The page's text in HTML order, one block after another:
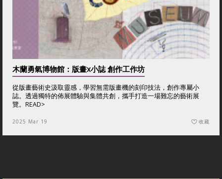
木蘭勇氣博物館：版畫x小誌 創作工作坊
從版畫藝術史汲取靈感，學習無需版畫機的刻印技法，創作專屬小
誌。透過獨特的佈展體驗與集體共創，攜手打造一場難忘的藝術展
覽。 READ>
2025 Mar 19 收藏